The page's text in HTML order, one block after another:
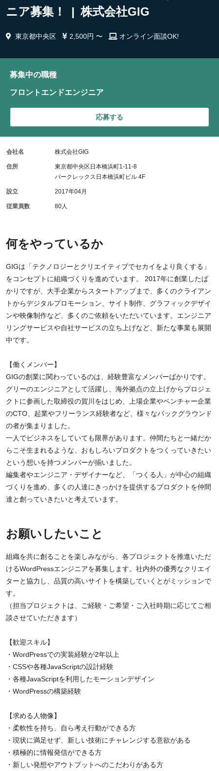
ニア募集！ | 株式会社GIG
東京都中央区 2,500円 〜 オンライン面談OK!
何をやっているか
GIGは「テクノロジーとクリエイティブでセカイをより良くする」
をコンセプトに組織づくりを進めています。 2017年に創業したば
かりですが、大手企業からスタートアップまで、多くのクライアン
トからデジタルプロモーション、サイト制作、グラフィックデザイ
ンや映像制作など、多くのご依頼をいただいています。エンジニア
リングサービスや自社サービスの立ち上げなど、新たな事業も展開
中です。
【働くメンバー】
GIGの創業に関わっているのは、経験豊富なメンバーばかりです。
グリーのエンジニアとして活躍し、海外拠点の立上げからプロジェ
クトに参画した取締役の賀川をはじめ、上場企業やベンチャー企業
のCTO、起業やフリーランス経験者など、様々なバックグラウンド
の者が集まりました。
一人でビジネスをしていても限界があります。仲間たちと一緒だか
らこそ生まれるような、おもしろいプロダクトをつくっていきたい
という想いを持つメンバーが揃いました。
編集者やエンジニア・デザイナーなど、「つくる人」が中心の組織
づくりを進め、多くの人達にきっかけを提供するプロダクトを仲間
達と創っていきたいと考えています。
お願いしたいこと
組織を共に創ることを楽しみながら、各プロジェクトを推進いただ
けるWordPressエンジニアを募集します。社内外の優秀なクリエイ
ターと協力し、品質の高いサイトを構築していくとがミッションで
す。
（担当プロジェクトは、ご経験・ご希望・ご入社時期に応じてご相
談させていただきます）
【歓迎スキル】
・WordPressでの実装経験が2年以上
・CSSや各種JavaScriptの設計経験
・各種JavaScriptを利用したモーションデザイン
・WordPressの構築経験
【求める人物像】
・柔軟性を持ち、自ら考え行動ができる方
・現状に満足せず、新しい技術にチャレンジする意欲がある
・積極的に情報発信ができる方
・新しい発想やアウトプットへのこだわりがある方
募集中の職種
フロントエンドエンジニア
応募する
会社名 株式会社GIG
住所
東京都中央区日本橋浜町1-11-8
パークレックス日本橋浜町ビル 4F
設立 2017年04月
従業員数 80人